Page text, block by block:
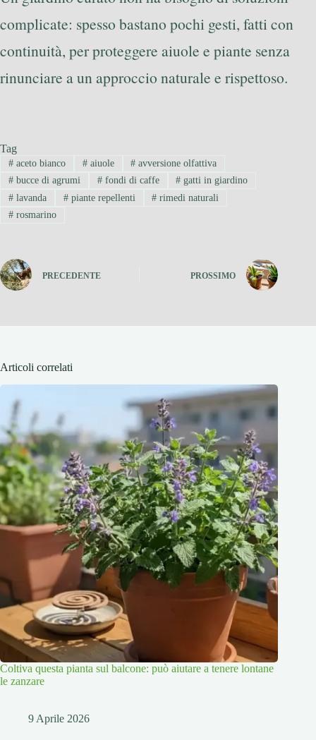
complicate: spesso bastano pochi gesti, fatti con
continuità, per proteggere aiuole e piante senza
rinunciare a un approccio naturale e rispettoso.
Tag
#aceto bianco #aiuole # avversione olfattiva
#bucce di agrumi #fondi di caffe # gatti in giardino
#lavanda #piante repellenti # rimedi naturali
#rosmarino
PRECEDENTE PROSSIMO
Articoli correlati
Coltiva questa pianta sul balcone: può aiutare a tenere lontane
le zanzare
9 Aprile 2026